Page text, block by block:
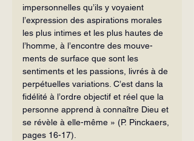
impersonnelles qu’ils y voyaient
l’expression des aspirations morales
les plus intimes et les plus hautes de
l’homme, à l’encontre des mouve­
ments de surface que sont les
sentiments et les passions, livrés à de
perpétuelles variations. C’est dans la
fidélité à l’ordre objectif et réel que la
personne apprend à connaître Dieu et
se révèle à elle-même » (P. Pinckaers,
pages 16-17).